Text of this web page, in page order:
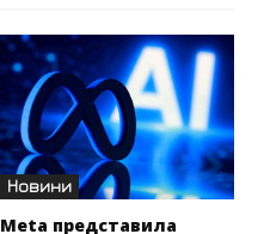
Новини
Meta представила